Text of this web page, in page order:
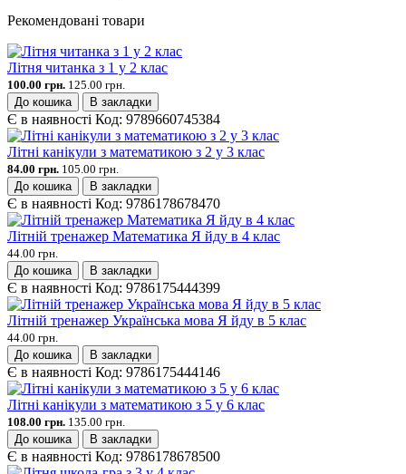
Рекомендовані товари
Літня читанка з 1 у 2 клас
100.00 грн. 125.00 грн.
До кошика
В закладки
Є в наявності Код: 9789660745384
Літні канікули з математикою з 2 у 3 клас
84.00 грн. 105.00 грн.
До кошика
В закладки
Є в наявності Код: 9786178678470
Літній тренажер Математика Я йду в 4 клас
44.00 грн.
До кошика
В закладки
Є в наявності Код: 9786175444399
Літній тренажер Українська мова Я йду в 5 клас
44.00 грн.
До кошика
В закладки
Є в наявності Код: 9786175444146
Літні канікули з математикою з 5 у 6 клас
108.00 грн. 135.00 грн.
До кошика
В закладки
Є в наявності Код: 9786178678500